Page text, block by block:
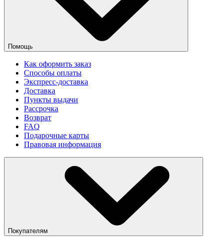
Помощь
Как оформить заказ
Способы оплаты
Экспресс-доставка
Доставка
Пункты выдачи
Рассрочка
Возврат
FAQ
Подарочные карты
Правовая информация
Покупателям